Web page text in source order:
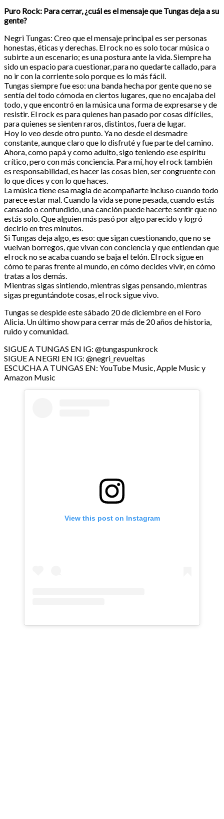
Puro Rock: Para cerrar, ¿cuál es el mensaje que Tungas deja a su
gente?
Negri Tungas: Creo que el mensaje principal es ser personas
honestas, éticas y derechas. El rock no es solo tocar música o
subirte a un escenario; es una postura ante la vida. Siempre ha
sido un espacio para cuestionar, para no quedarte callado, para
no ir con la corriente solo porque es lo más fácil.
Tungas siempre fue eso: una banda hecha por gente que no se
sentía del todo cómoda en ciertos lugares, que no encajaba del
todo, y que encontró en la música una forma de expresarse y de
resistir. El rock es para quienes han pasado por cosas difíciles,
para quienes se sienten raros, distintos, fuera de lugar.
Hoy lo veo desde otro punto. Ya no desde el desmadre
constante, aunque claro que lo disfruté y fue parte del camino.
Ahora, como papá y como adulto, sigo teniendo ese espíritu
crítico, pero con más conciencia. Para mí, hoy el rock también
es responsabilidad, es hacer las cosas bien, ser congruente con
lo que dices y con lo que haces.
La música tiene esa magia de acompañarte incluso cuando todo
parece estar mal. Cuando la vida se pone pesada, cuando estás
cansado o confundido, una canción puede hacerte sentir que no
estás solo. Que alguien más pasó por algo parecido y logró
decirlo en tres minutos.
Si Tungas deja algo, es eso: que sigan cuestionando, que no se
vuelvan borregos, que vivan con conciencia y que entiendan que
el rock no se acaba cuando se baja el telón. El rock sigue en
cómo te paras frente al mundo, en cómo decides vivir, en cómo
tratas a los demás.
Mientras sigas sintiendo, mientras sigas pensando, mientras
sigas preguntándote cosas, el rock sigue vivo.
Tungas se despide este sábado 20 de diciembre en el Foro
Alicia. Un último show para cerrar más de 20 años de historia,
ruido y comunidad.
SIGUE A TUNGAS EN IG: @tungaspunkrock
SIGUE A NEGRI EN IG: @negri_revueltas
ESCUCHA A TUNGAS EN: YouTube Music, Apple Music y
Amazon Music
View this post on Instagram